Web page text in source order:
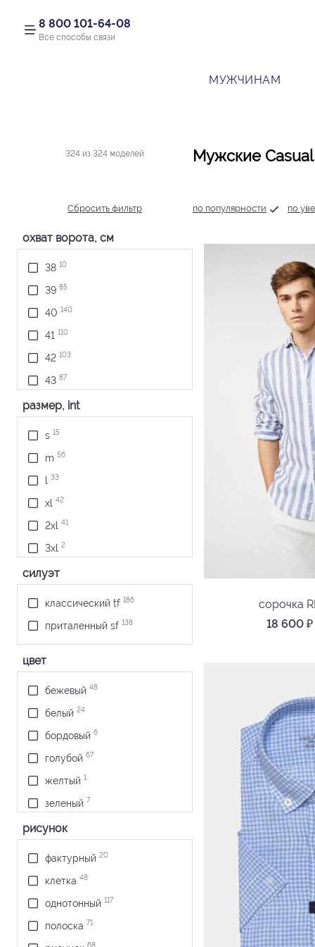
8 800 101-64-08
Все способы связи
МУЖЧИНАМ
324 из 324 моделей
Сбросить фильтр
охват ворота, см
38 10
39 85
40 140
41 110
42 103
43 87
44 105
размер, int
s 15
m 56
l 33
xl 42
2xl 41
3xl 2
силуэт
классический tf 186
приталенный sf 138
цвет
бежевый 48
белый 24
бордовый 6
голубой 67
желтый 1
зеленый 7
коралловый
рисунок
фактурный 20
клетка 48
однотонный 117
полоска 71
68
Мужские
по популярности по
сорочка
18 600 ₽